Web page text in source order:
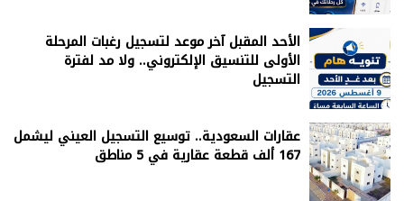
الأحد المقبل آخر موعد لتسجيل رغبات المرحلة
الأولى للتنسيق الإلكتروني.. ولا مد لفترة
التسجيل
عقارات السعودية.. توسيع التسجيل العيني ليشمل
167 ألف قطعة عقارية في 5 مناطق